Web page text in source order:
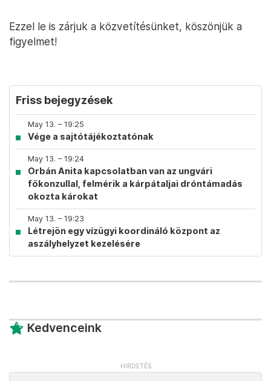
Ezzel le is zárjuk a közvetítésünket, köszönjük a
figyelmet!
Friss bejegyzések
May 13. – 19:25
Vége a sajtótájékoztatónak
May 13. – 19:24
Orbán Anita kapcsolatban van az ungvári
főkonzullal, felmérik a kárpátaljai dróntámadás
okozta károkat
May 13. – 19:23
Létrejön egy vízügyi koordináló központ az
aszályhelyzet kezelésére
Kedvenceink